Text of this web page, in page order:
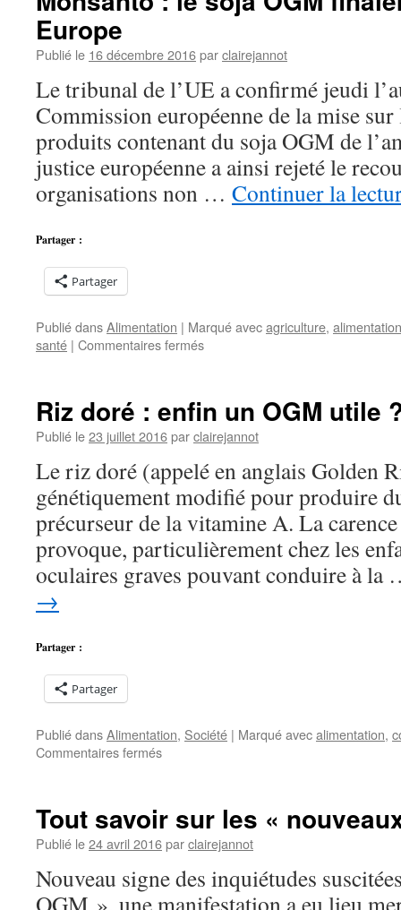
Europe
Publié le 16 décembre 2016parclairejannot
Le tribunal de l’UE a confirmé jeudi
Commission européenne de la mise
produits contenant du soja OGM de
justice européenne a ainsi rejeté le
organisations non … Continuer la
Partager :
Partager
Publié dansAlimentation | Marqué avecagriculture, alimentation
santé | Commentaires ferméssur
soja
OGM
autorisé
en
Europe
Riz doré : enfin un OGM utile
Publié le23 juillet 2016parclairejannot
Le riz doré (appelé en anglais Golden
génétiquement modifié pour produire
précurseur de la vitamine A. La
provoque, particulièrement chez les
oculaires graves pouvant conduire à
→
Partager :
Partager
Publié dansAlimentation, Société | Marqué avecalimentation,
Commentaires ferméssur
enfin
un
utile
Tout savoir sur les «
Publié le24 avril 2016parclairejannot
Nouveau signe des inquiétudes
OGM », une manifestation a eu lieu